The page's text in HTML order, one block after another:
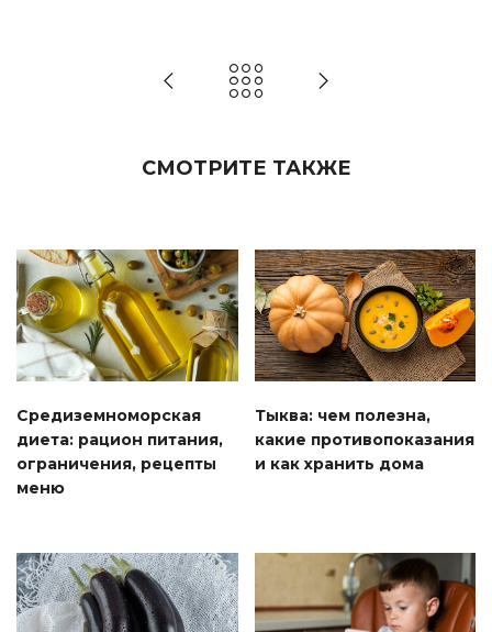
СМОТРИТЕ ТАКЖЕ
Средиземноморская
диета: рацион питания,
ограничения, рецепты
меню
Тыква: чем полезна,
какие противопоказания
и как хранить дома